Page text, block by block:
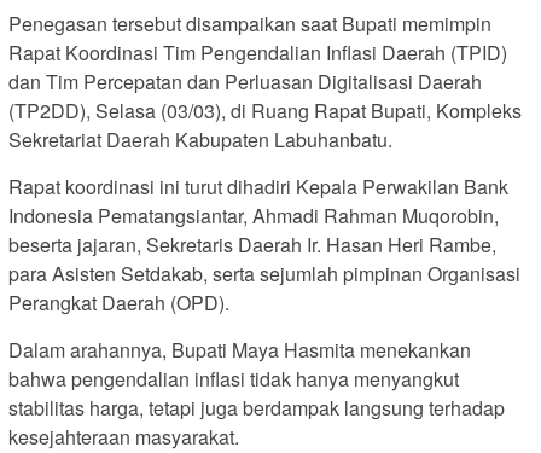
Penegasan tersebut disampaikan saat Bupati memimpin
Rapat Koordinasi Tim Pengendalian Inflasi Daerah (TPID)
dan Tim Percepatan dan Perluasan Digitalisasi Daerah
(TP2DD), Selasa (03/03), di Ruang Rapat Bupati, Kompleks
Sekretariat Daerah Kabupaten Labuhanbatu.
Rapat koordinasi ini turut dihadiri Kepala Perwakilan Bank
Indonesia Pematangsiantar, Ahmadi Rahman Muqorobin,
beserta jajaran, Sekretaris Daerah Ir. Hasan Heri Rambe,
para Asisten Setdakab, serta sejumlah pimpinan Organisasi
Perangkat Daerah (OPD).
Dalam arahannya, Bupati Maya Hasmita menekankan
bahwa pengendalian inflasi tidak hanya menyangkut
stabilitas harga, tetapi juga berdampak langsung terhadap
kesejahteraan masyarakat.